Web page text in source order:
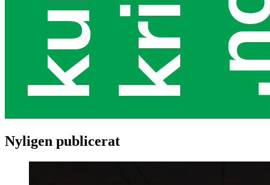
Nyligen publicerat